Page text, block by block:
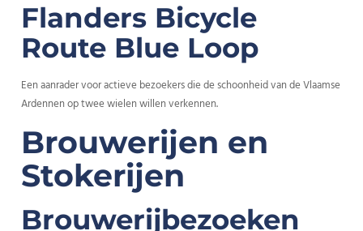
Flanders Bicycle
Route Blue Loop
Een aanrader voor actieve bezoekers die de schoonheid van de Vlaamse
Ardennen op twee wielen willen verkennen.
Brouwerijen en
Stokerijen
Brouwerijbezoeken